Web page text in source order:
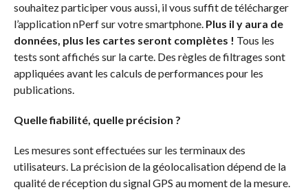
souhaitez participer vous aussi, il vous suffit de télécharger
l’application nPerf sur votre smartphone. Plus il y aura de
données, plus les cartes seront complètes ! Tous les
tests sont affichés sur la carte. Des règles de filtrages sont
appliquées avant les calculs de performances pour les
publications.
Quelle fiabilité, quelle précision ?
Les mesures sont effectuées sur les terminaux des
utilisateurs. La précision de la géolocalisation dépend de la
qualité de réception du signal GPS au moment de la mesure.